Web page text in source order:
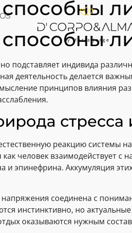
способны
способны
подставляет индивида
деятельность делается
принципов влияния
стресса
реакцию системы
человек взаимодействует с
и эпинефрина. Аккумуляция
напряжения соединена с
инстинктивно, но
оказываются нужным